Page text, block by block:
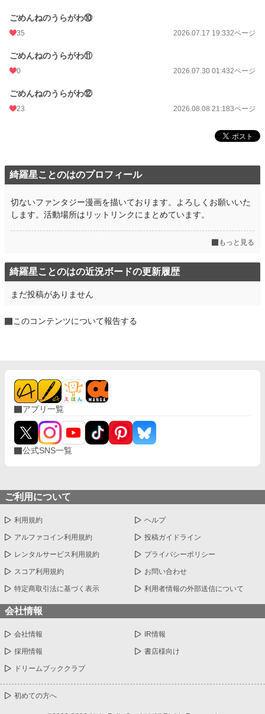
ごめんねのうらがわ⑩
35 2026.07.17 19:332ページ
ごめんねのうらがわ⑪
0 2026.07.30 01:432ページ
ごめんねのうらがわ⑫
23 2026.08.08 21:183ページ
綺羅星ことのはのプロフィール
切ないファンタジー漫画を描いております。よろしくお願いいた
します。活動場所はリットリンクにまとめています。
もっと見る
綺羅星ことのはの近況ボードの更新履歴
まだ投稿がありません
このコンテンツについて報告する
アプリ一覧
公式SNS一覧
ご利用について
利用規約 ヘルプ
アルファコイン利用規約 投稿ガイドライン
レンタルサービス利用規約 プライバシーポリシー
スコア利用規約 お問い合わせ
特定商取引法に基づく表示 利用者情報の外部送信について
会社情報
会社情報 IR情報
採用情報 書店様向け
ドリームブッククラブ
初めての方へ